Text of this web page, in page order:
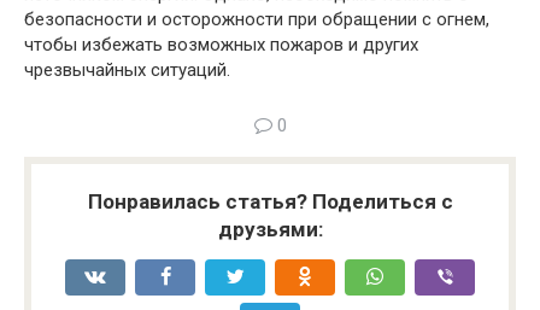
безопасности и осторожности при обращении с огнем,
чтобы избежать возможных пожаров и других
чрезвычайных ситуаций.
0
Понравилась статья? Поделиться с
друзьями: